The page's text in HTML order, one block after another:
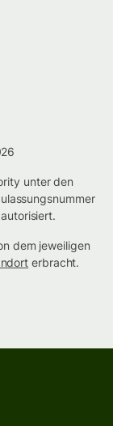
unter den
dem jeweiligen
erbracht.